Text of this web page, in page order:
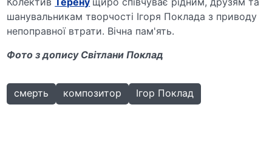
шанувальникам творчості Ігоря Поклада з приводу
непоправної втрати. Вічна пам'ять.
Фото з допису Світлани Поклад
смерть композитор Ігор Поклад